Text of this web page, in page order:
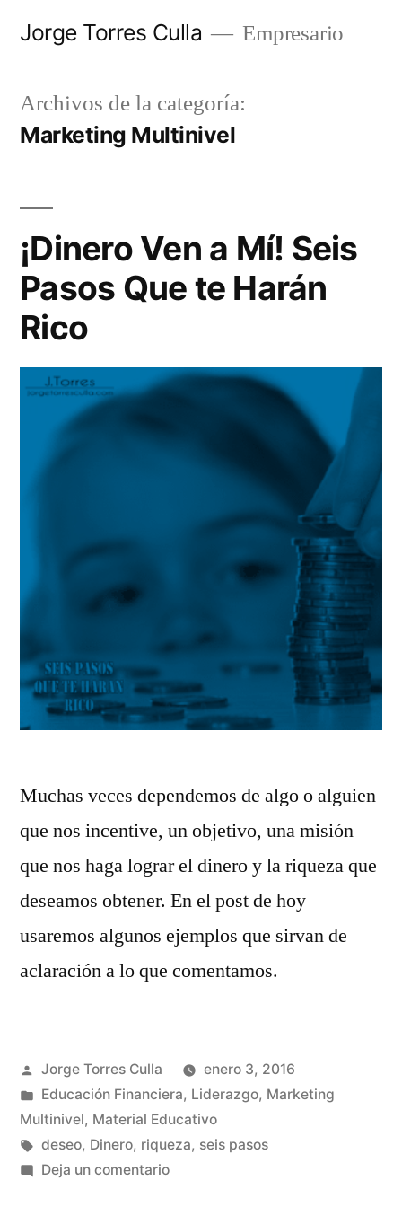
Jorge Torres Culla Empresario
Archivos de la categoría:
Marketing Multinivel
¡Dinero Ven a Mí! Seis
Pasos Que te Harán
Rico
Muchas veces dependemos de algo o alguien
que nos incentive, un objetivo, una misión
que nos haga lograr el dinero y la riqueza que
deseamos obtener. En el post de hoy
usaremos algunos ejemplos que sirvan de
aclaración a lo que comentamos.
Publicado
por
Jorge Torres Culla
enero 3, 2016
Publicado
en
Educación Financiera, Liderazgo, Marketing
Multinivel, Material Educativo
Etiquetas:
deseo, Dinero, riqueza, seis pasos
Deja un comentarioen